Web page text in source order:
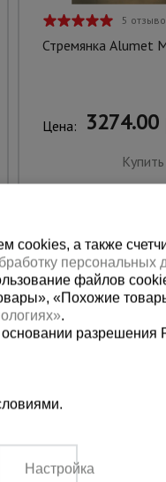
5
Стремянка Alumet
Цена: 3274.00
Купить
992-1-992
до 17:30,
а также
персональных
файлов
«Похожие
.
Настройка